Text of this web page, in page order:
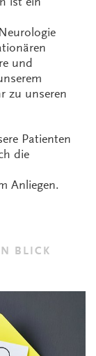
ist ein
und
zu unseren
Patienten
die
Anliegen.
BLICK